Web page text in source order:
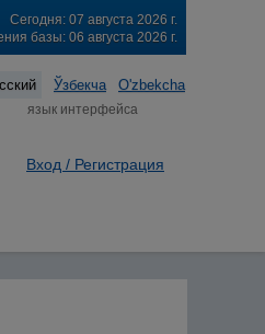
Сегодня: 07 августа 2026 г.
базы: 06 августа 2026 г.
Ўзбекча O'zbekcha
язык интерфейса
Вход / Регистрация